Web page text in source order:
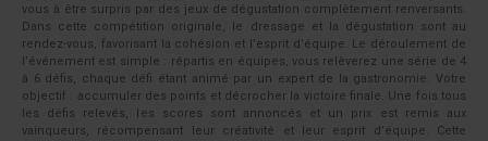
vous à être surpris par des jeux de dégustation complètement renversants.
Dans cette compétition originale, le dressage et la dégustation sont au
rendez-vous, favorisant la cohésion et l’esprit d’équipe. Le déroulement de
l’événement est simple : répartis en équipes, vous relèverez une série de 4
à 6 défis, chaque défi étant animé par un expert de la gastronomie. Votre
objectif : accumuler des points et décrocher la victoire finale. Une fois tous
les défis relevés, les scores sont annoncés et un prix est remis aux
vainqueurs, récompensant leur créativité et leur esprit d’équipe. Cette